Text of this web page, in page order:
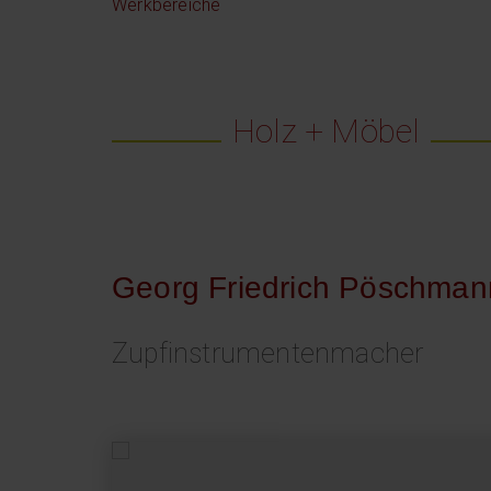
Werkbereiche
Holz + Möbel
Georg Friedrich
Zupfinstrumentenmacher